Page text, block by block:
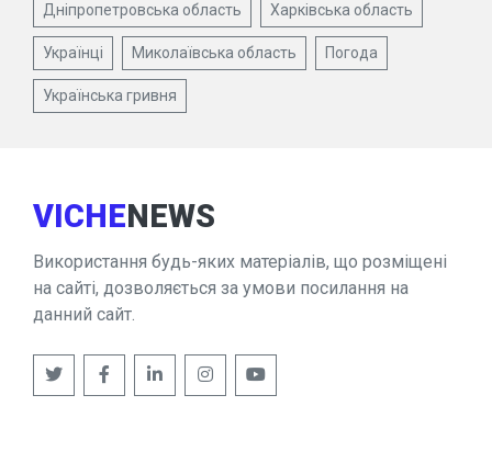
Дніпропетровська область Харківська область
Українці Миколаївська область Погода
Українська гривня
VICHENEWS
Використання будь-яких матеріалів, що розміщені
на сайті, дозволяється за умови посилання на
данний сайт.